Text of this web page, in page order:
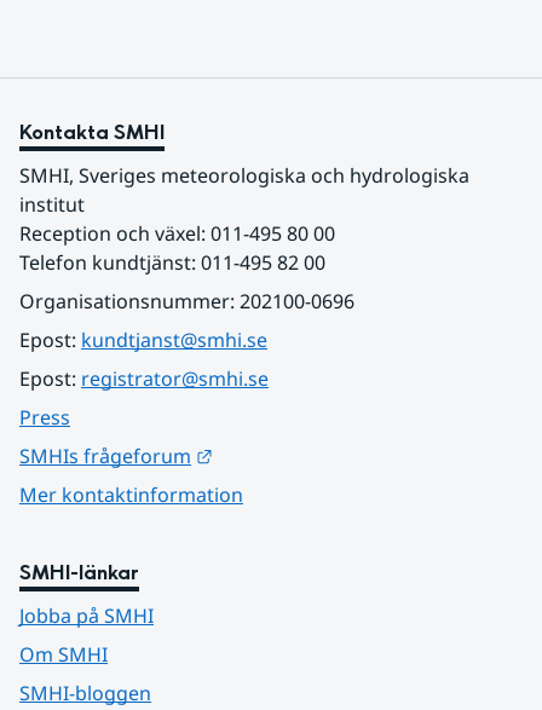
Kontakta SMHI
SMHI, Sveriges meteorologiska och hydrologiska
institut
Reception och växel: 011-495 80 00
Telefon kundtjänst: 011-495 82 00
Organisationsnummer: 202100-0696
Epost: kundtjanst@smhi.se
Epost: registrator@smhi.se
Press
SMHIs frågeforum
Mer kontaktinformation
SMHI-länkar
Jobba på SMHI
Om SMHI
SMHI-bloggen